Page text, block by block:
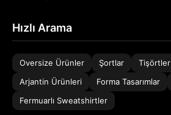
Hızlı Arama
Oversize Ürünler Şortlar Tişörtler
Arjantin Ürünleri
Forma Tasarımlar
Fermuarlı Sweatshirtler